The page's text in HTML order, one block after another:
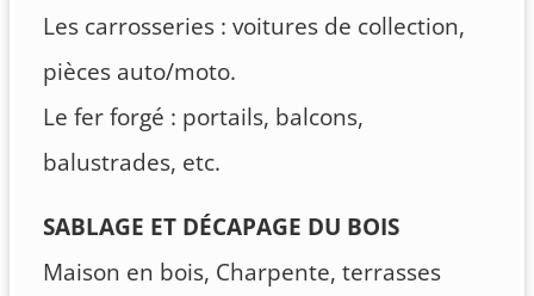
Les carrosseries : voitures de collection,
pièces auto/moto.
Le fer forgé : portails, balcons,
balustrades, etc.
SABLAGE ET DÉCAPAGE DU BOIS
Maison en bois, Charpente, terrasses